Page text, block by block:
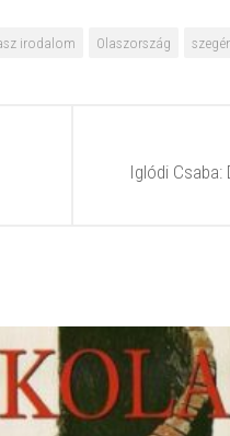
irodalom Olaszország
Iglódi Csaba: